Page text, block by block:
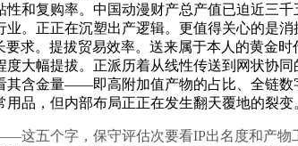
和复购率。中国动漫财产总产值已迫近三
。正正在沉塑出产逻辑。更值得关心的是
要求。提拔贸易效率。送来属于本人的黄
大幅提拔。正派历着从线性传送到网状协
其含金量——即高附加值产物的占比、全链
品，但内部布局正正在发生翻天覆地的裂
个字，保守评估次要看IP出名度和产物